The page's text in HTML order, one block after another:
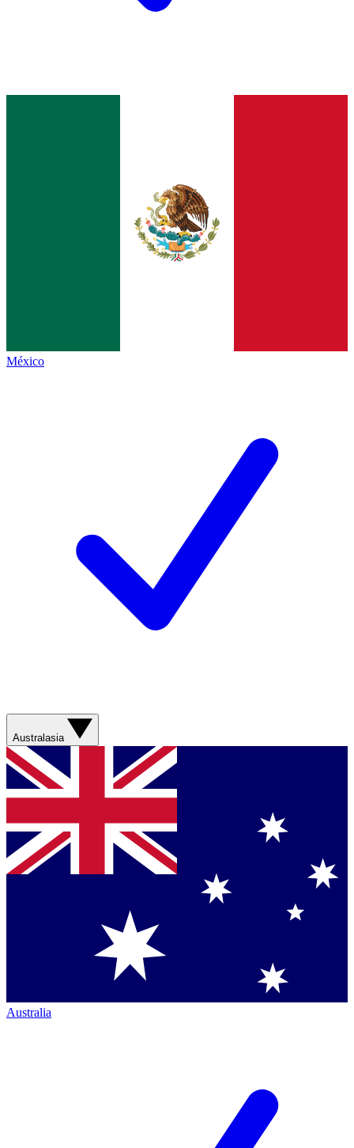
México
Australasia
Australia